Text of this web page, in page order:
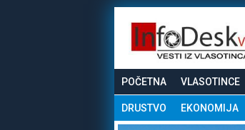
POČETNA VLASOTINCE
DRUSTVO EKONOMIJA